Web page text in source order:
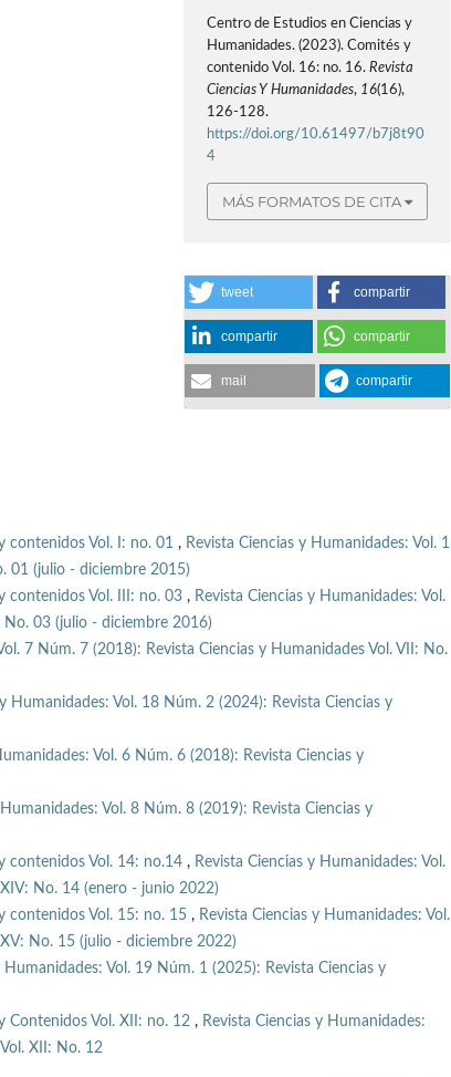
Centro de Estudios en Ciencias y
Humanidades. (2023). Comités y
contenido Vol. 16: no. 16.Revista
Ciencias Y Humanidades, 16(16),
126-128.
https://doi.org/10.61497/b7j8t90
4
MÁS FORMATOS DE CITA
tweet compartir
compartir compartir
mail compartir
contenidos Vol. I: no. 01 , Revista Ciencias y Humanidades: Vol. 1
01 (julio - diciembre 2015)
contenidos Vol. III: no. 03 , Revista Ciencias y Humanidades: Vol.
No. 03 (julio - diciembre 2016)
7 Núm. 7 (2018): Revista Ciencias y Humanidades Vol. VII: No.
Humanidades: Vol. 18 Núm. 2 (2024): Revista Ciencias y
Vol. 6 Núm. 6 (2018): Revista Ciencias y
Vol. 8 Núm. 8 (2019): Revista Ciencias y
contenidos Vol. 14: no.14 , Revista Ciencias y Humanidades: Vol.
No. 14 (enero - junio 2022)
contenidos Vol. 15: no. 15 , Revista Ciencias y Humanidades: Vol.
No. 15 (julio - diciembre 2022)
Humanidades: Vol. 19 Núm. 1 (2025): Revista Ciencias y
Contenidos Vol. XII: no. 12 , Revista Ciencias y Humanidades:
XII: No. 12